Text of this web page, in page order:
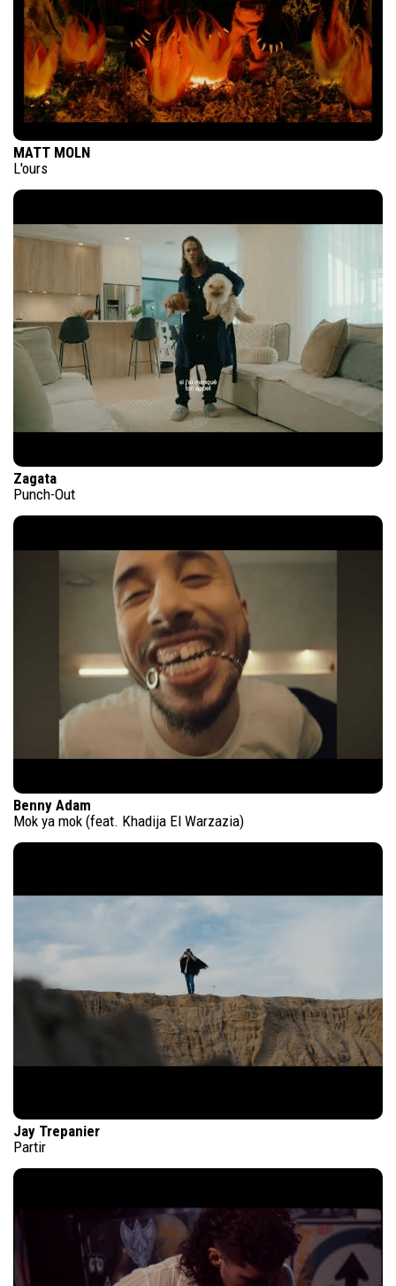
MATT MOLN
L'ours
Zagata
Punch-Out
Benny Adam
Mok ya mok (feat. Khadija El Warzazia)
Jay Trepanier
Partir